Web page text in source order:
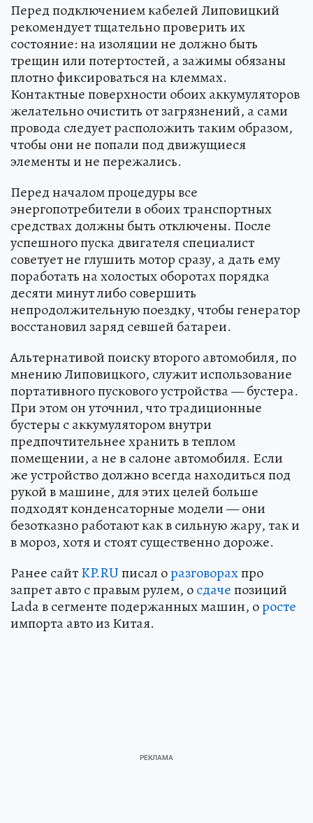
Перед подключением кабелей Липовицкий
рекомендует тщательно проверить их
состояние: на изоляции не должно быть
трещин или потертостей, а зажимы обязаны
плотно фиксироваться на клеммах.
Контактные поверхности обоих аккумуляторов
желательно очистить от загрязнений, а сами
провода следует расположить таким образом,
чтобы они не попали под движущиеся
элементы и не пережались.
Перед началом процедуры все
энергопотребители в обоих транспортных
средствах должны быть отключены. После
успешного пуска двигателя специалист
советует не глушить мотор сразу, а дать ему
поработать на холостых оборотах порядка
десяти минут либо совершить
непродолжительную поездку, чтобы генератор
восстановил заряд севшей батареи.
Альтернативой поиску второго автомобиля, по
мнению Липовицкого, служит использование
портативного пускового устройства — бустера.
При этом он уточнил, что традиционные
бустеры с аккумулятором внутри
предпочтительнее хранить в теплом
помещении, а не в салоне автомобиля. Если
же устройство должно всегда находиться под
рукой в машине, для этих целей больше
подходят конденсаторные модели — они
безотказно работают как в сильную жару, так и
в мороз, хотя и стоят существенно дороже.
Ранее сайтKP.RUписал оразговорахпро
запрет авто с правым рулем, осдачепозиций
Lada в сегменте подержанных машин, оросте
импорта авто из Китая.